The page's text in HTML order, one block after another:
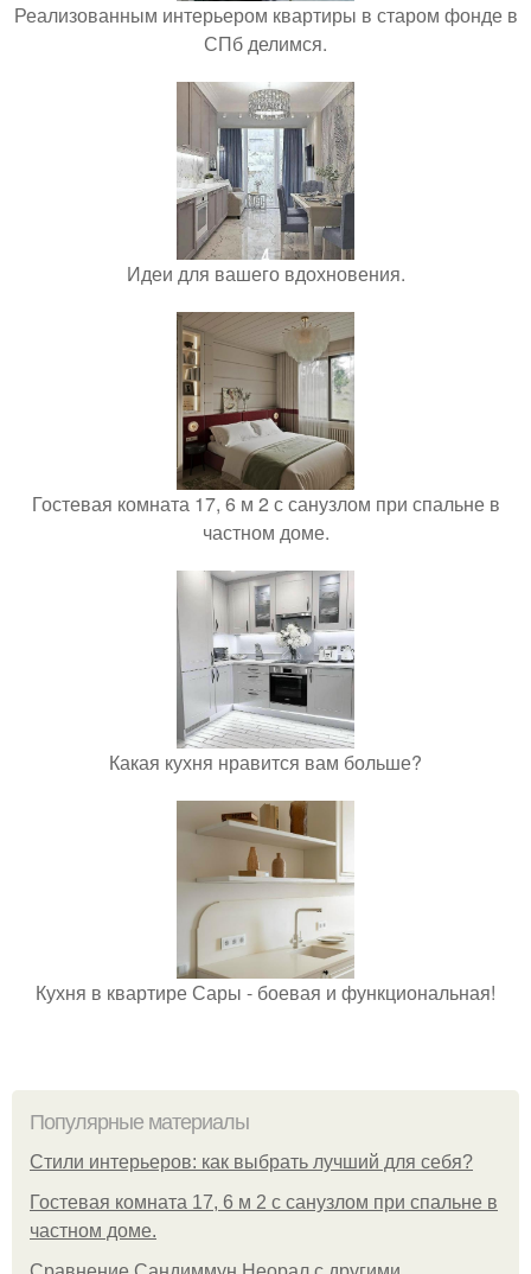
Реализованным интерьером квартиры в старом фонде в
СПб делимся.
Идеи для вашего вдохновения.
Гостевая комната 17, 6 м 2 с санузлом при спальне в
частном доме.
Какая кухня нравится вам больше?
Кухня в квартире Сары - боевая и функциональная!
Популярные материалы
Стили интерьеров: как выбрать лучший для себя?
Гостевая комната 17, 6 м 2 с санузлом при спальне в
частном доме.